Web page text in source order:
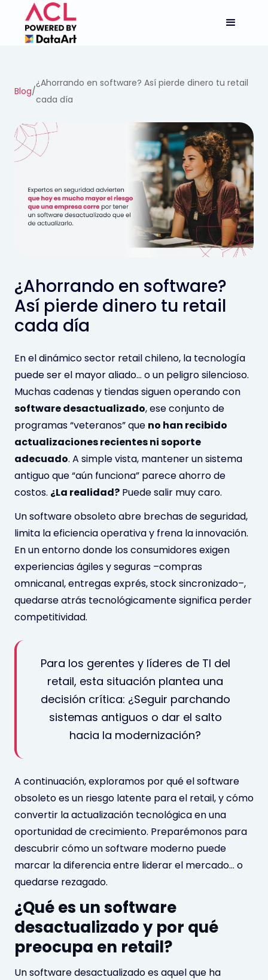
Blog/
¿Ahorrando en software? Así pierde dinero tu retail
cada día
¿Ahorrando en software?
Así pierde dinero tu retail
cada día
En el dinámico sector retail chileno, la tecnología
puede ser el mayor aliado… o un peligro silencioso.
Muchas cadenas y tiendas siguen operando con
software desactualizado, ese conjunto de
programas “veteranos” que no han recibido
actualizaciones recientes ni soporte
adecuado. A simple vista, mantener un sistema
antiguo que “aún funciona” parece ahorro de
costos. ¿La realidad? Puede salir muy caro.
Un software obsoleto abre brechas de seguridad,
limita la eficiencia operativa y frena la innovación.
En un entorno donde los consumidores exigen
experiencias ágiles y seguras –compras
omnicanal, entregas exprés, stock sincronizado–,
quedarse atrás tecnológicamente significa perder
competitividad.
Para los gerentes y líderes de TI del
retail, esta situación plantea una
decisión crítica: ¿Seguir parchando
sistemas antiguos o dar el salto
hacia la modernización?
A continuación, exploramos por qué el software
obsoleto es un riesgo latente para el retail, y cómo
convertir la actualización tecnológica en una
oportunidad de crecimiento. Preparémonos para
descubrir cómo un software moderno puede
marcar la diferencia entre liderar el mercado… o
quedarse rezagado.
¿Qué es un software
desactualizado y por qué
preocupa en retail?
Un software desactualizado es aquel que ha